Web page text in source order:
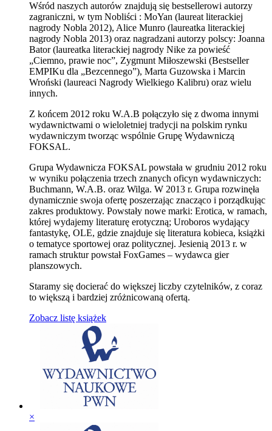
Wśród naszych autorów znajdują się bestsellerowi autorzy
zagraniczni, w tym Nobliści : MoYan (laureat literackiej
nagrody Nobla 2012), Alice Munro (laureatka literackiej
nagrody Nobla 2013) oraz nagradzani autorzy polscy: Joanna
Bator (laureatka literackiej nagrody Nike za powieść
„Ciemno, prawie noc”, Zygmunt Miłoszewski (Bestseller
EMPIKu dla „Bezcennego”), Marta Guzowska i Marcin
Wroński (laureaci Nagrody Wielkiego Kalibru) oraz wielu
innych.
Z końcem 2012 roku W.A.B połączyło się z dwoma innymi
wydawnictwami o wieloletniej tradycji na polskim rynku
wydawniczym tworząc wspólnie Grupę Wydawniczą
FOKSAL.
Grupa Wydawnicza FOKSAL powstała w grudniu 2012 roku
w wyniku połączenia trzech znanych oficyn wydawniczych:
Buchmann, W.A.B. oraz Wilga. W 2013 r. Grupa rozwinęła
dynamicznie swoja ofertę poszerzając znacząco i porządkując
zakres produktowy. Powstały nowe marki: Erotica, w ramach,
której wydajemy literaturę erotyczną; Uroboros wydający
fantastykę, OLE, gdzie znajduje się literatura kobieca, książki
o tematyce sportowej oraz politycznej. Jesienią 2013 r. w
ramach struktur powstał FoxGames – wydawca gier
planszowych.
Staramy się docierać do większej liczby czytelników, z coraz
to większą i bardziej zróżnicowaną ofertą.
Zobacz listę książek
×